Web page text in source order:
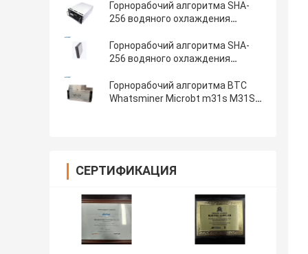
Горнорабочий алгоритма SHA-
256 водяного охлаждения
Whatsminer M56S 210T гидро
охлаждая BTC
Горнорабочий алгоритма SHA-
256 водяного охлаждения
Whatsminer M53 гидро BTC
Горнорабочий алгоритма BTC
Whatsminer Microbt m31s M31S+
СЕРТИФИКАЦИЯ